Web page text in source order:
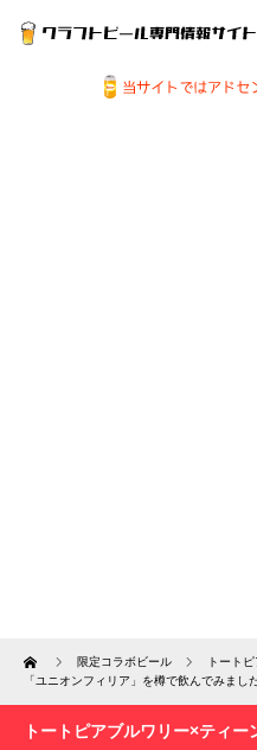
Home 限定コラボビール
トート
「ユニオンフィリア」を樽で飲んでみまし
トートピアブルワリー×ティ